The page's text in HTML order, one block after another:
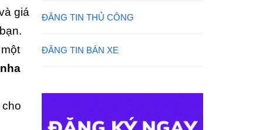
giá
ĐĂNG TIN THỦ CÔNG
ĐĂNG TIN BÁN XE